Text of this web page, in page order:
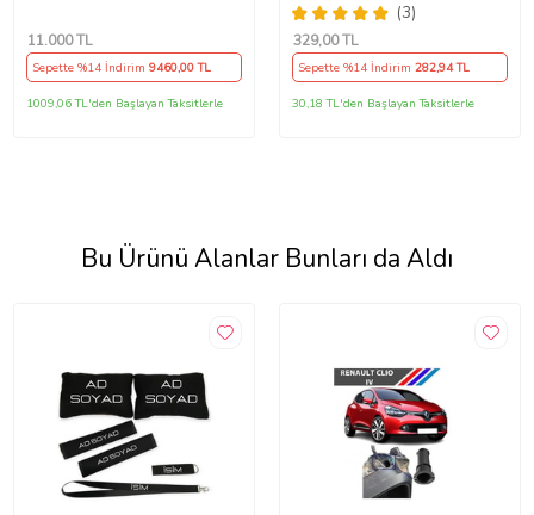
11.000TL
Sepette %14 İndirim 9460,00 TL
1009,06 TL'den Başlayan Taksitlerle
(3)
329,00 TL
Sepette %14 İndirim 282,94 TL
30,18 TL'den Başlayan Taksitlerle
Bu Ürünü Alanlar Bunları da Aldı